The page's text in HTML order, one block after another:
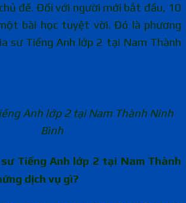
đề. Đối với người mới bắt đầu, 10
bài học tuyệt vời. Đó là phương
sư Tiếng Anh lớp 2 tại Nam Thành
Anh lớp 2 tại Nam Thành Ninh
Bình
Tiếng Anh lớp 2 tại Nam Thành
dịch vụ gì?